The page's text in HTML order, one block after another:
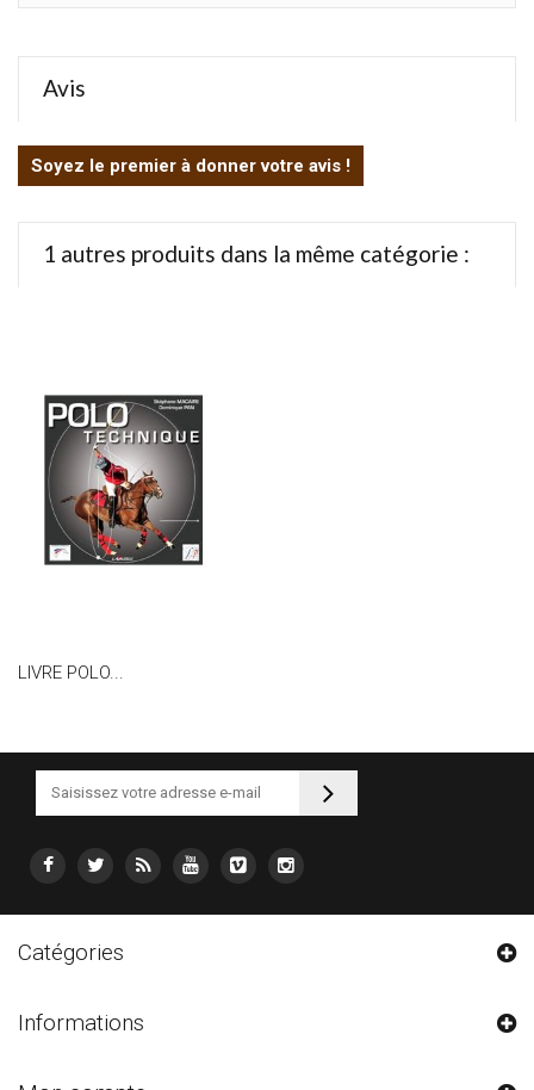
Avis
Soyez le premier à donner votre avis !
1 autres produits dans la même catégorie :
LIVRE POLO...
Catégories
Informations